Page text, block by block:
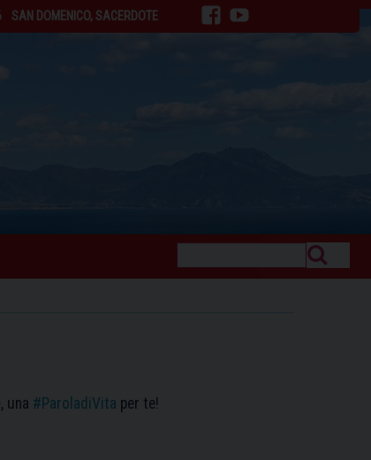
SAN DOMENICO, SACERDOTE
facebookyoutube
, una #ParoladiVita per te!